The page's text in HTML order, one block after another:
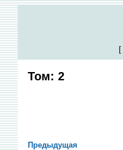
[
Том: 2
Предыдущая